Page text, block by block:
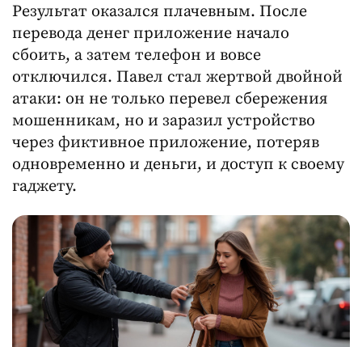
Результат оказался плачевным. После
перевода денег приложение начало
сбоить, а затем телефон и вовсе
отключился. Павел стал жертвой двойной
атаки: он не только перевел сбережения
мошенникам, но и заразил устройство
через фиктивное приложение, потеряв
одновременно и деньги, и доступ к своему
гаджету.